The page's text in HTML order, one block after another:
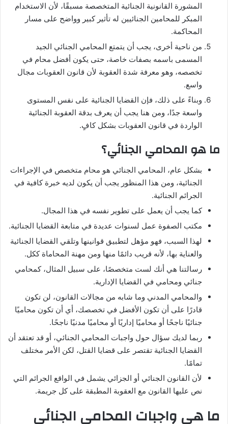
المشورة القانونية الجنائية المتخصصة مسبقًا، لأن الاستخدام
المبكر للمحامين الجنائيين له تأثير كبير وواضح على مسار
المحاكمة.
من ناحية أخرى، يجب أن يتمتع المحامي الجنائي الجيد
المسمى باسمه بصفات خاصة، حتى يكون أفضل محام في
تخصصه، وهو معرفة شدة العقوبة لأن قانون العقوبات مجال
واسع.
وبناءً على ذلك، فإن القضايا الجنائية على نفس المستوى
واسعة جدًا، ومن هنا يجب أن يعرف بدقة العقوبة الجنائية
الواردة في قانون العقوبات بشكل كافٍ.
ما هو المحامي الجنائي؟
بشكل عام، المحامي الجنائي هو محام متخصص في الإجراءات
الجنائية، ومن هذا المنظور يجب أن يكون لديه خبرة كافية في
الجرائم الجنائية.
كما يجب أن يعمل على تطوير نفسه في هذا المجال.
مكتب الصفوة عمل لسنوات عديدة في متابعة القضايا الجنائية.
لهذا السبب، فهو مؤهل لتطبيق قوانينها وتلقي القضايا الجنائية
والعناية بها، لأنه قريب دائمًا منها ومن مهنة المحاماة ككل.
رسالتنا هي أنك لست متخصصًا، على سبيل المثال، كمحامي
جنائي ومحامي في القضايا الإدارية.
والمحامي المدني وما شابه من مجالات القانون، لن تكون
قادرًا على أن تكون الأفضل في تخصصك، أي أن تكون محاميًا
جنائيًا ناجحًا أو محاميًا إداريًا أو محاميًا مدنيًا ناجحًا.
ربما لديك سؤال حول واجبات المحامي الجنائي، أو قد تعتقد أن
القضايا الجنائية تقتصر على قضايا القتل، لكن الأمر مختلف
تمامًا.
لأن القانون الجنائي أو الجزائي يشمل في الواقع الجرائم التي
نص عليها القانون مع العقوبة المطبقة على كل جريمة.
ما هي واجبات المحامي الجنائي